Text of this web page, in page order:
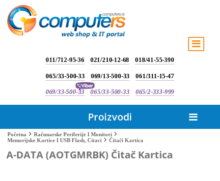
011/712-95-36 021/210-12-68 018/41-55-390
065/33-500-33 069/13-500-33 061/311-15-47
069/33-500-33 065/33-500-33 065/2-333-999
Proizvodi
Početna
Računarske Periferije I Monitori
Memorijske Kartice I USB Flash, Citaci
Čitači Kartica
A-DATA (AOTGMRBK) Čitač Kartica